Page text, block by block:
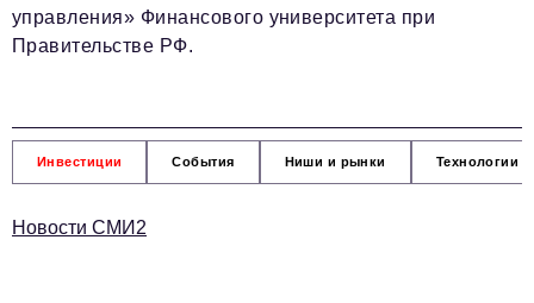
управления» Финансового университета при
Правительстве РФ.
Инвестиции События Ниши и рынки Технологии
Новости СМИ2